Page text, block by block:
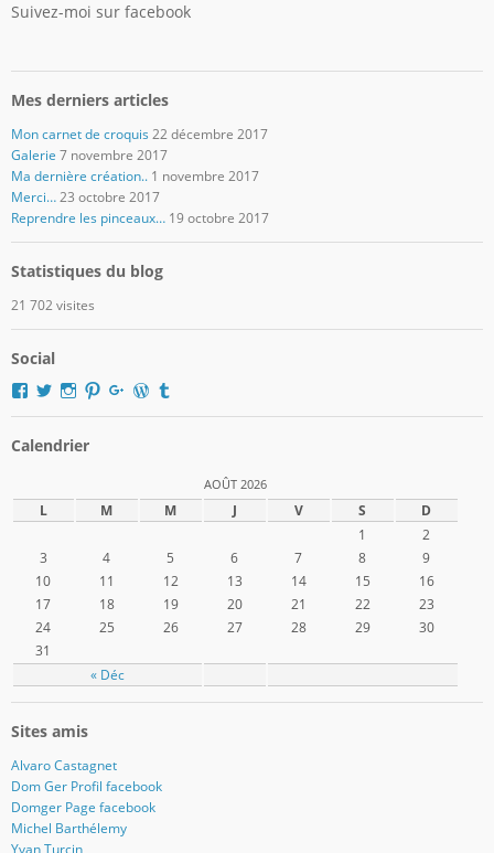
Suivez-moi sur facebook
Mes derniers articles
Mon carnet de croquis 22 décembre 2017
Galerie 7 novembre 2017
Ma dernière création.. 1 novembre 2017
Merci… 23 octobre 2017
Reprendre les pinceaux… 19 octobre 2017
Statistiques du blog
21 702 visites
Social
Voir
de
Facebook
Voir
de
Twitter
Voir
de
Instagram
Voir
Pinterest
Voir
Google+
Voir
WordPress.org
Tumblr
Calendrier
AOÛT 2026
L M M J V S D
« Déc
1
2
3
4 5 6 7 8
9
10
11 12 13 14 15
16
17
18 19 20 21 22
23
24
25 26 27 28 29
30
31
Sites amis
Alvaro Castagnet
Dom Ger Profil facebook
Domger Page facebook
Michel Barthélemy